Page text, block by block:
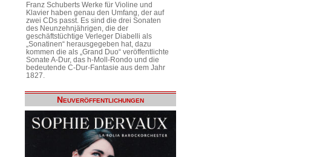
Franz Schuberts Werke für Violine und
Klavier haben genau den Umfang, der auf
zwei CDs passt. Es sind die drei Sonaten
des Neunzehnjährigen, die der
geschäftstüchtige Verleger Diabelli als
„Sonatinen“ herausgegeben hat, dazu
kommen die als „Grand Duo“ veröffentlichte
Sonate A-Dur, das h-Moll-Rondo und die
bedeutende C-Dur-Fantasie aus dem Jahr
1827.
Neuveröffentlichungen